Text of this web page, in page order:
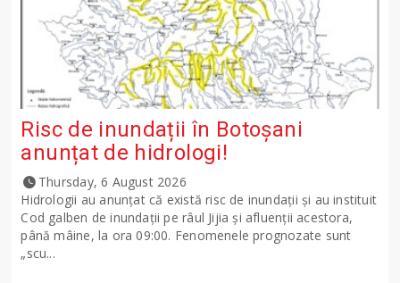
Risc de inundații în Botoșani
anunțat de hidrologi!
Thursday, 6 August 2026
Hidrologii au anunțat că există risc de inundații și au instituit
Cod galben de inundații pe râul Jijia și afluenții acestora,
până mâine, la ora 09:00. Fenomenele prognozate sunt
„scu...